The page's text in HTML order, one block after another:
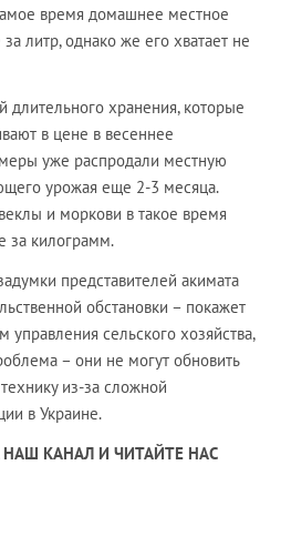
время домашнее местное
литр, однако же его хватает не
длительного хранения, которые
в цене в весеннее
уже распродали местную
урожая еще 2-3 месяца.
и моркови в такое время
за килограмм.
представителей акимата
обстановки – покажет
управления сельского хозяйства,
– они не могут обновить
из-за сложной
в Украине.
КАНАЛ И ЧИТАЙТЕ НАС